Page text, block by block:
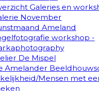
Galeries en
November
Ameland
workshop -
De Mispel
Amelander
Mensen met